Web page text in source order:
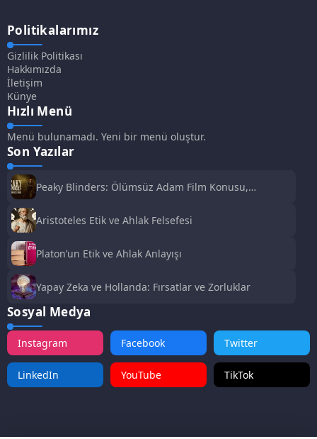
Politikalarımız
Gizlilik Politikası
Hakkımızda
İletişim
Künye
Hızlı Menü
Menü bulunamadı. Yeni bir menü oluştur.
Son Yazılar
Peaky Blinders: Ölümsüz Adam Film Konusu,
Aristoteles Etik ve Ahlak Felsefesi
Platon’un Etik ve Ahlak Anlayışı
Yapay Zeka ve Hollanda: Fırsatlar ve Zorluklar
Sosyal Medya
Instagram Facebook Twitter
LinkedIn YouTube TikTok